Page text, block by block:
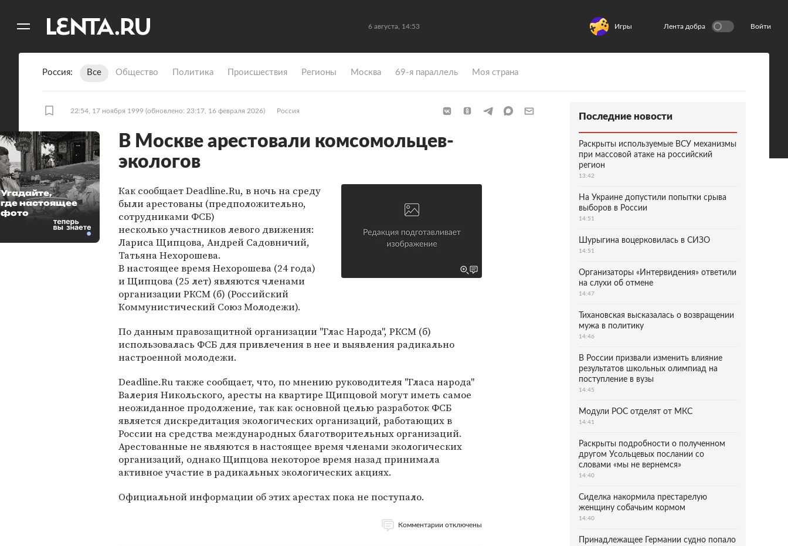
6 августа, 14:53 Игры Лента добра Войти
Россия Все Общество Политика Происшествия Регионы Москва 69-я параллель Моя страна
22:54, 17 ноября 1999 (обновлено: 23:17, 16 февраля 2026) Россия
В Москве арестовали комсомольцев-
экологов
Как сообщает Deadline.Ru, в ночь на среду
были арестованы (предположительно,
сотрудниками ФСБ)
несколько участников левого движения:
Лариса Щипцова, Андрей Садовничий,
Татьяна Нехорошева.
В настоящее время Нехорошева (24 года)
и Щипцова (25 лет) являются членами
организации РКСМ (б) (Российский
Коммунистический Союз Молодежи).
По данным правозащитной организации "Глас Народа", РКСМ (б)
использовалась ФСБ для привлечения в нее и выявления радикально
настроенной молодежи.
Deadline.Ru также сообщает, что, по мнению руководителя "Гласа народа"
Валерия Никольского, аресты на квартире Щипцовой могут иметь самое
неожиданное продолжение, так как основной целью разработок ФСБ
является дискредитация экологических организаций, работающих в
России на средства международных благотворительных организаций.
Арестованные не являются в настоящее время членами экологических
организаций, однако Щипцова некоторое время назад принимала
активное участие в радикальных экологических акциях.
Официальной информации об этих арестах пока не поступало.
Комментарии отключены
Угадайте,
где настоящее
фото
Последние новости
Раскрыты используемые ВСУ механизмы
при массовой атаке на российский
регион
13:42
На Украине допустили попытки срыва
выборов в России
14:51
Шурыгина воцерковилась в СИЗО
14:51
Организаторы «Интервидения» ответили
на слухи об отмене
14:47
Тихановская высказалась о возвращении
мужа в политику
14:46
В России призвали изменить влияние
результатов школьных олимпиад на
поступление в вузы
14:45
Модули РОС отделят от МКС
14:41
Раскрыты подробности о полученном
другом Усольцевых послании со
словами «мы не вернемся»
14:40
Сиделка накормила престарелую
женщину собачьим кормом
14:40
Принадлежащее Германии судно попало